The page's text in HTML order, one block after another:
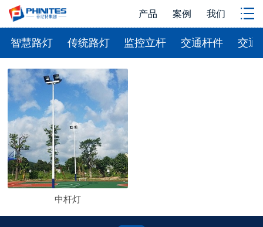
产品 案例 我们
智慧路灯 传统路灯 监控立杆 交通杆件 交通
中杆灯